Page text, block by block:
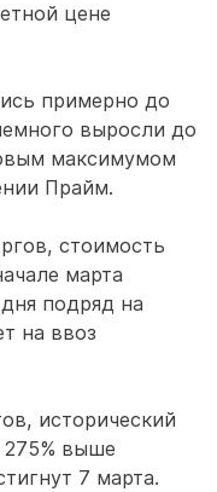
цене
примерно до
выросли до
максимумом
Прайм.
стоимость
марта
подряд на
на ввоз
исторический
275% выше
7 марта.